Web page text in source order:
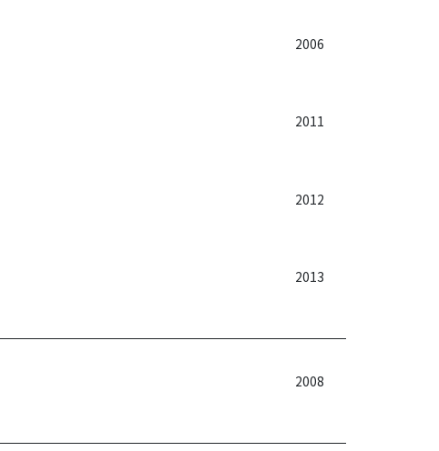
2006
2011
2012
2013
2008